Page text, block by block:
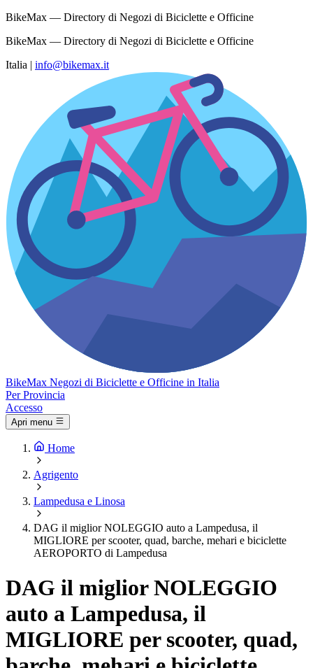
BikeMax — Directory di Negozi di Biciclette e Officine
BikeMax — Directory di Negozi di Biciclette e Officine
Italia | info@bikemax.it
BikeMax Negozi di Biciclette e Officine in Italia
Per Provincia
Accesso
Apri menu
Home
Agrigento
Lampedusa e Linosa
DAG il miglior NOLEGGIO auto a Lampedusa, il
MIGLIORE per scooter, quad, barche, mehari e biciclette
AEROPORTO di Lampedusa
DAG il miglior NOLEGGIO
auto a Lampedusa, il
MIGLIORE per scooter, quad,